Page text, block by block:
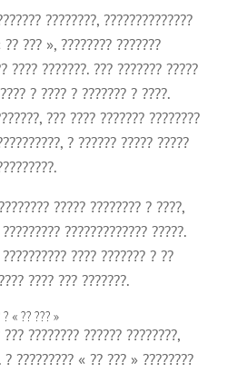
????????, ??????????????
?? ??? », ???????? ???????
???? ???????. ??? ??????? ?????
? ???? ? ??????? ? ????.
??? ???? ??????? ????????
? ?????? ????? ?????
????? ???????? ? ????,
????????????? ?????.
???? ??????? ? ??
???? ??? ???????.
? « ?? ??? »
???????? ?????? ????????,
? ????????? « ?? ??? » ????????